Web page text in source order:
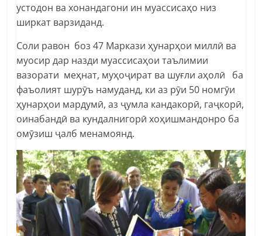
устодон ва хонандагони ин муассисаҳо низ
ширкат варзиданд.
Соли равон боз 47 Маркази ҳунарҳои миллӣ ва
муосир дар назди муассисаҳои таълимии
вазорати меҳнат, муҳоҷират ва шуғли аҳолӣ ба
фаъолият шурӯъ намуданд, ки аз рӯи 50 номгӯи
ҳунарҳои мардумӣ, аз ҷумла кандакорӣ, гаҷкорӣ,
оинабандӣ ва кундалнигорӣ хоҳишмандонро ба
омӯзиш ҷалб менамоянд.